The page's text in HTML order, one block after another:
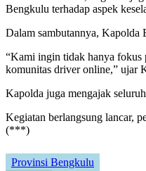
Bengkulu terhadap aspek
Dalam sambutannya, Kapolda
“Kami ingin tidak hanya fokus
komunitas driver online,” ujar
Kapolda juga mengajak
Kegiatan berlangsung lancar,
(***)
Provinsi Bengkulu